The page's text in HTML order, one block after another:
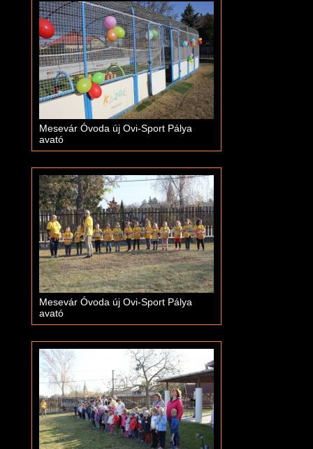
Mesevár Óvoda új Ovi-Sport Pálya
avató
Mesevár Óvoda új Ovi-Sport Pálya
avató